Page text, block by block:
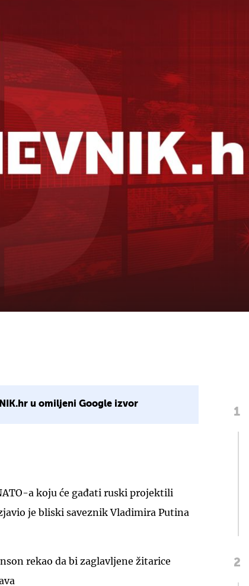
u omiljeni Google izvor
a koju će gađati ruski projektili
je bliski saveznik Vladimira Putina
rekao da bi zaglavljene žitarice